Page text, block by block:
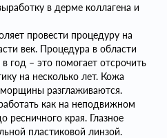
в дерме коллагена и
провести процедуру на
век. Процедура в области
год – это помогает отсрочить
на несколько лет. Кожа
разглаживаются.
как на неподвижном
ресничного края. Глазное
пластиковой линзой.